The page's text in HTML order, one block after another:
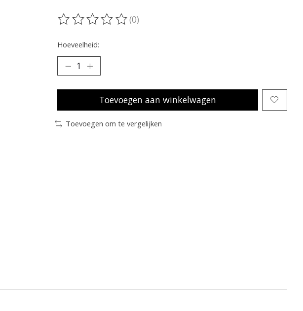
De beoordeling van dit product is
(0)
Hoeveelheid:
Toevoegen aan winkelwagen
Toevoegen om te vergelijken